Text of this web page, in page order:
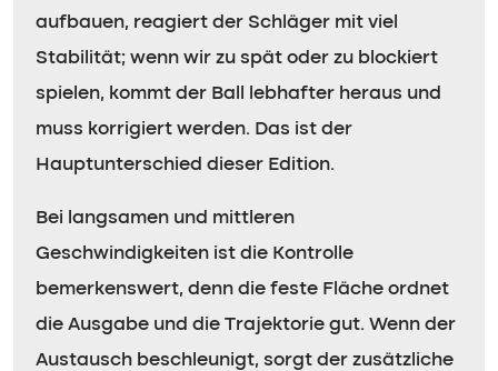
aufbauen, reagiert der Schläger mit viel
Stabilität; wenn wir zu spät oder zu blockiert
spielen, kommt der Ball lebhafter heraus und
muss korrigiert werden. Das ist der
Hauptunterschied dieser Edition.
Bei langsamen und mittleren
Geschwindigkeiten ist die Kontrolle
bemerkenswert, denn die feste Fläche ordnet
die Ausgabe und die Trajektorie gut. Wenn der
Austausch beschleunigt, sorgt der zusätzliche